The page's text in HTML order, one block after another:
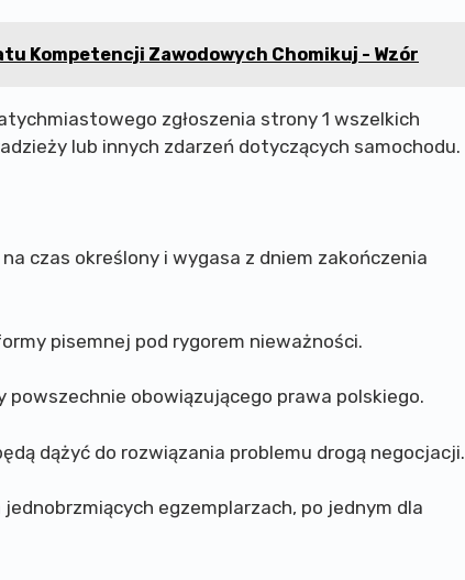
Kompetencji Zawodowych Chomikuj - Wzór
zgłoszenia strony 1 wszelkich
lub innych zdarzeń dotyczących samochodu.
czas określony i wygasa z dniem zakończenia
pisemnej pod rygorem nieważności.
powszechnie obowiązującego prawa polskiego.
dążyć do rozwiązania problemu drogą negocjacji.
egzemplarzach, po jednym dla